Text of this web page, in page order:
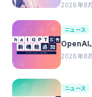
2026年8
ニュース
OpenAI
2026年8
ニュース